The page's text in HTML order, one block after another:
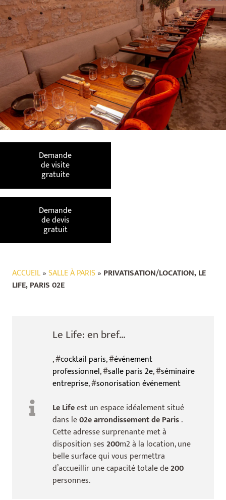
Demande
de visite
gratuite
Demande
de devis
gratuit
ACCUEIL»SALLE À PARIS» PRIVATISATION/LOCATION, LE
LIFE, PARIS 02E
Le Life: en bref...
, #cocktail paris, #événement
professionnel, #salle paris 2e, #séminaire
entreprise, #sonorisation événement
Le Lifeest un espace idéalement situé
dans le02e arrondissement de Paris.
Cette adresse surprenante met à
disposition ses200m2 à la location, une
belle surface qui vous permettra
d’accueillir une capacité totale de200
personnes.